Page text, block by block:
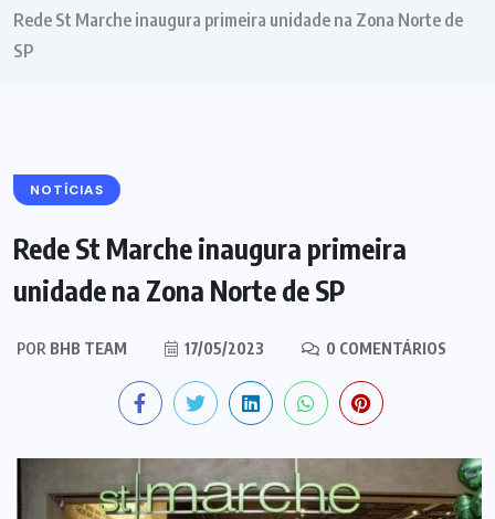
Rede St Marche inaugura primeira unidade na Zona Norte de
SP
NOTÍCIAS
Rede St Marche inaugura primeira
unidade na Zona Norte de SP
POR BHB TEAM 17/05/2023 0 COMENTÁRIOS